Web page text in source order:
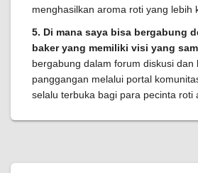
menghasilkan aroma roti yang lebih
5. Di mana saya bisa bergabung
baker yang memiliki visi yang
bergabung dalam forum diskusi dan
panggangan melalui portal
selalu terbuka bagi para pecinta roti